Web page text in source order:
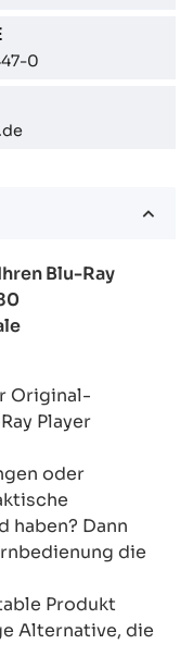
0
Blu-Ray
Original-
Player
oder
haben? Dann
die
Produkt
Alternative, die